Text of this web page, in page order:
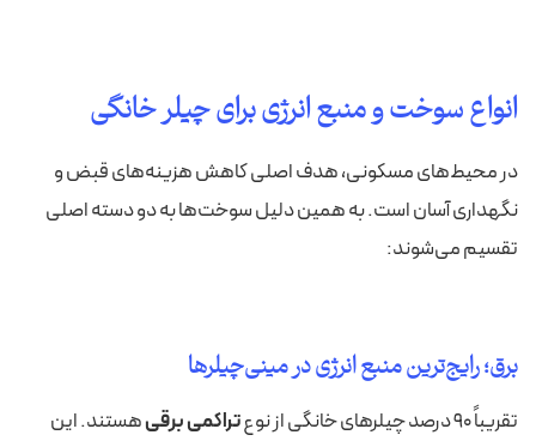
انواع سوخت و منبع انرژی برای چیلر خانگی
در محیط‌های مسکونی، هدف اصلی کاهش هزینه‌های قبض و
نگهداری آسان است. به همین دلیل سوخت‌ها به دو دسته اصلی
تقسیم می‌شوند:
برق؛ رایج‌ترین منبع انرژی در مینی‌چیلرها
تقریباً ۹۰ درصد چیلرهای خانگی از نوع تراکمی برقیهستند. این